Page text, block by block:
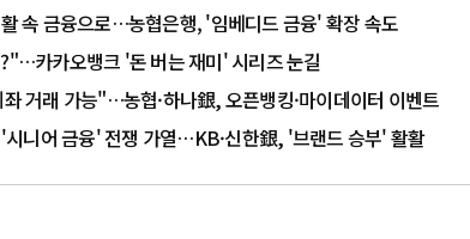
속 금융으로…농협은행, '임베디드 금융' 확장 속도
카카오뱅크 '돈 버는 재미' 시리즈 눈길
거래 가능"…농협·하나銀, 오픈뱅킹·마이데이터 이벤트
니어 금융' 전쟁 가열…KB·신한銀, '브랜드 승부' 활활